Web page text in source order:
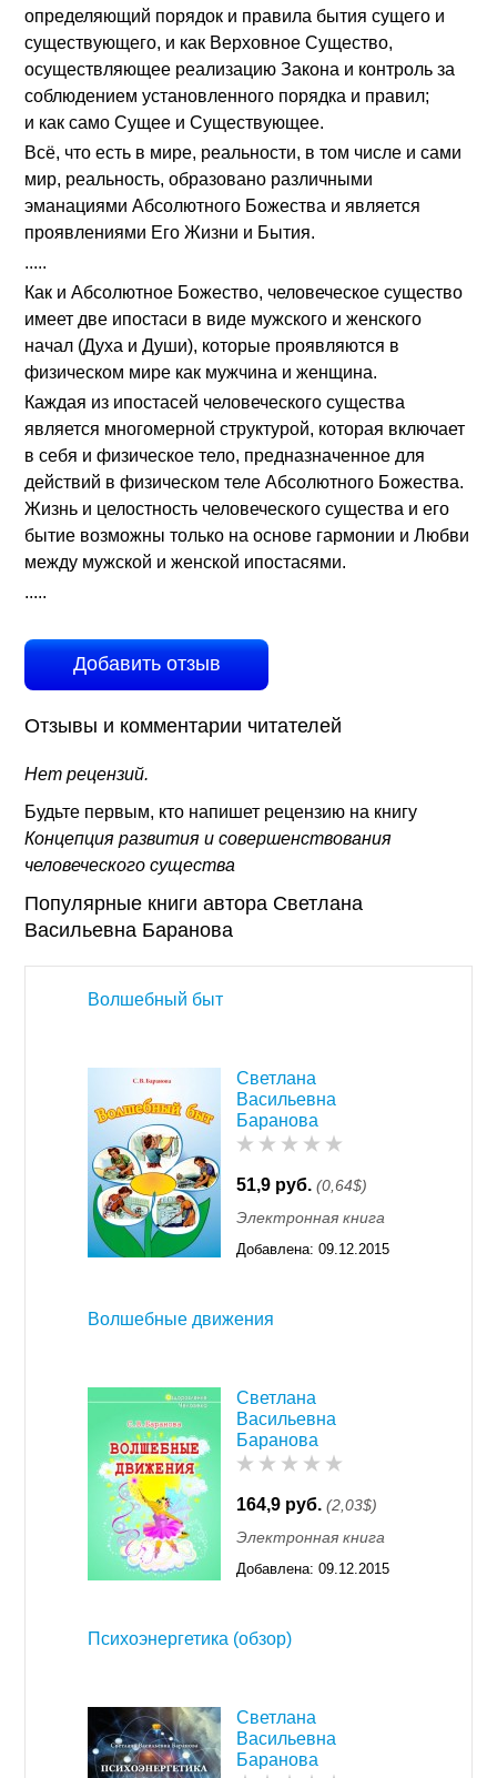
определяющий порядок и правила бытия сущего и
существующего, и как Верховное Существо,
осуществляющее реализацию Закона и контроль за
соблюдением установленного порядка и правил;
и как само Сущее и Существующее.
Всё, что есть в мире, реальности, в том числе и сами
мир, реальность, образовано различными
эманациями Абсолютного Божества и является
проявлениями Его Жизни и Бытия.
.....
Как и Абсолютное Божество, человеческое существо
имеет две ипостаси в виде мужского и женского
начал (Духа и Души), которые проявляются в
физическом мире как мужчина и женщина.
Каждая из ипостасей человеческого существа
является многомерной структурой, которая включает
в себя и физическое тело, предназначенное для
действий в физическом теле Абсолютного Божества.
Жизнь и целостность человеческого существа и его
бытие возможны только на основе гармонии и Любви
между мужской и женской ипостасями.
.....
Добавить отзыв
Отзывы и комментарии читателей
Нет рецензий.
Будьте первым, кто напишет рецензию на книгу
Концепция развития и совершенствования
человеческого существа
Популярные книги автора Светлана
Васильевна Баранова
Волшебный быт
Светлана
Васильевна
Баранова
51,9 руб. (0,64$)
Электронная книга
Добавлена: 09.12.2015
Волшебные движения
Светлана
Васильевна
Баранова
164,9 руб. (2,03$)
Электронная книга
Добавлена: 09.12.2015
Психоэнергетика (обзор)
Светлана
Васильевна
Баранова